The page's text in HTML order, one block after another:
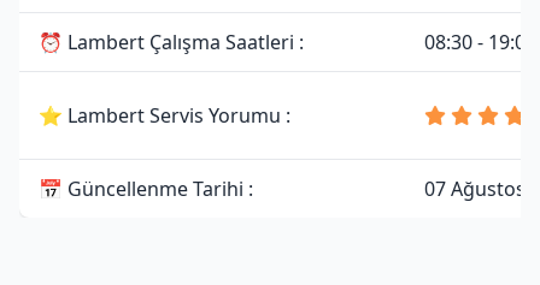
⏰ Lambert Çalışma Saatleri : 08:30 - 19:00
⭐ Lambert Servis Yorumu :
📅 Güncellenme Tarihi : 07 Ağustos